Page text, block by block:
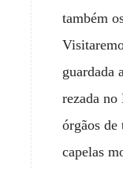
também
guardada
rezada
órgãos de
capelas